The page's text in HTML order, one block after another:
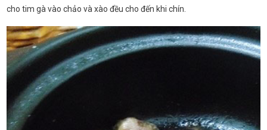
cho tim gà vào chảo và xào đều cho đến khi chín.